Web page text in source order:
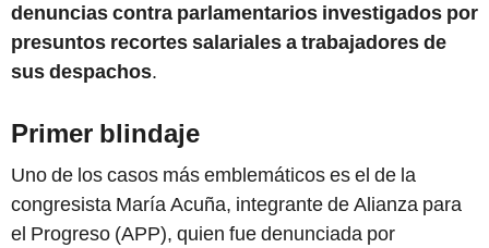
denuncias contra parlamentarios investigados por
presuntos recortes salariales a trabajadores de
sus despachos.
Primer blindaje
Uno de los casos más emblemáticos es el de la
congresista María Acuña, integrante de Alianza para
el Progreso (APP), quien fue denunciada por